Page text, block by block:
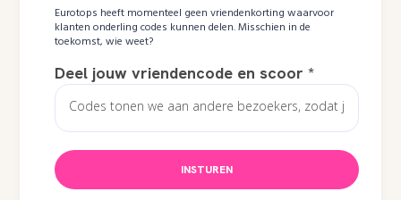
Eurotops heeft momenteel geen vriendenkorting waarvoor
klanten onderling codes kunnen delen. Misschien in de
toekomst, wie weet?
Deel jouw vriendencode en scoor*
INSTUREN